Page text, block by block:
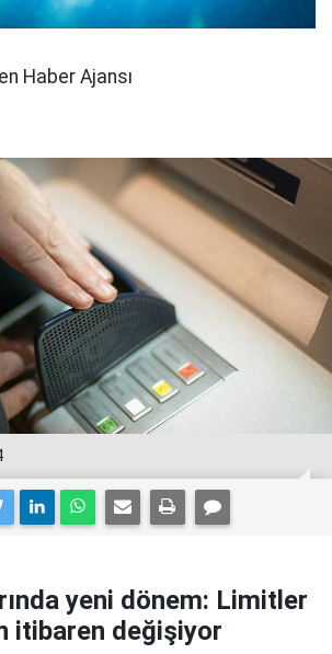
Haber Ajansı
yeni dönem: Limitler
itibaren değişiyor